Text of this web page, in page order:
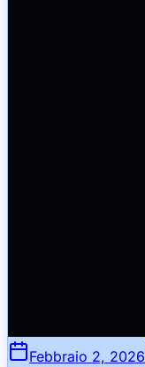
Febbraio 2, 2026